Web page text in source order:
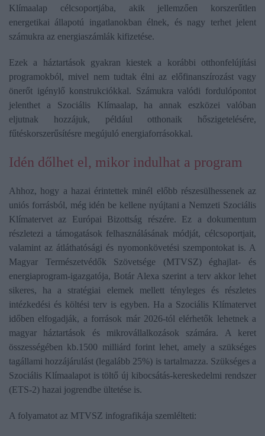
Klímaalap célcsoportjába, akik jellemzően korszerűtlen
energetikai állapotú ingatlanokban élnek, és nagy terhet jelent
számukra az energiaszámlák kifizetése.
Ezek a háztartások gyakran kiestek a korábbi otthonfelújítási
programokból, mivel nem tudtak élni az előfinanszírozást vagy
önerőt igénylő konstrukciókkal. Számukra valódi fordulópontot
jelenthet a Szociális Klímaalap, ha annak eszközei valóban
eljutnak hozzájuk, például otthonaik hőszigetelésére,
fűtéskorszerűsítésre megújuló energiaforrásokkal.
Idén dőlhet el, mikor indulhat a program
Ahhoz, hogy a hazai érintettek minél előbb részesülhessenek az
uniós forrásból, még idén be kellene nyújtani a Nemzeti Szociális
Klímatervet az Európai Bizottság részére. Ez a dokumentum
részletezi a támogatások felhasználásának módját, célcsoportjait,
valamint az átláthatósági és nyomonkövetési szempontokat is. A
Magyar Természetvédők Szövetsége (MTVSZ) éghajlat- és
energiaprogram-igazgatója, Botár Alexa szerint a terv akkor lehet
sikeres, ha a stratégiai elemek mellett tényleges és részletes
intézkedési és költési terv is egyben. Ha a Szociális Klímatervet
időben elfogadják, a források már 2026-tól elérhetők lehetnek a
magyar háztartások és mikrovállalkozások számára. A keret
összességében kb.1500 milliárd forint lehet, amely a szükséges
tagállami hozzájárulást (legalább 25%) is tartalmazza. Szükséges a
Szociális Klímaalapot is töltő új kibocsátás-kereskedelmi rendszer
(ETS-2) hazai jogrendbe ültetése is.
A folyamatot az MTVSZ infografikája szemlélteti: